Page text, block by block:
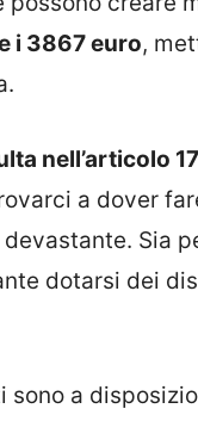
i 3867 euro,
nell’articolo
a dover
Sia
dotarsi dei
sono a